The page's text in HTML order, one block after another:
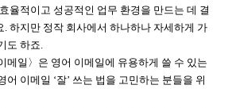
율적이고 성공적인 업무 환경을 만드는 데 결
. 하지만 정작 회사에서 하나하나 자세하게 가
도 하죠.
메일〉은 영어 이메일에 유용하게 쓸 수 있는
어 이메일 ‘잘’ 쓰는 법을 고민하는 분들을 위